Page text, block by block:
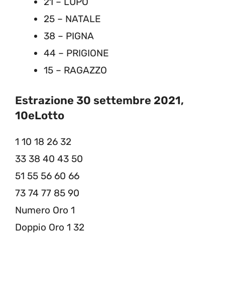
25 – NATALE
38 – PIGNA
44 – PRIGIONE
15 – RAGAZZO
Estrazione 30 settembre 2021,
10eLotto
1 10 18 26 32
33 38 40 43 50
51 55 56 60 66
73 74 77 85 90
Numero Oro 1
Doppio Oro 1 32